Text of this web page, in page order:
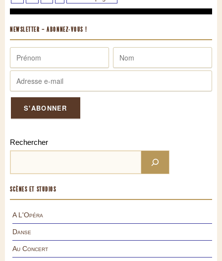
NEWSLETTER – ABONNEZ-VOUS !
Rechercher
SCÈNES ET STUDIOS
A L'Opéra
Danse
Au Concert